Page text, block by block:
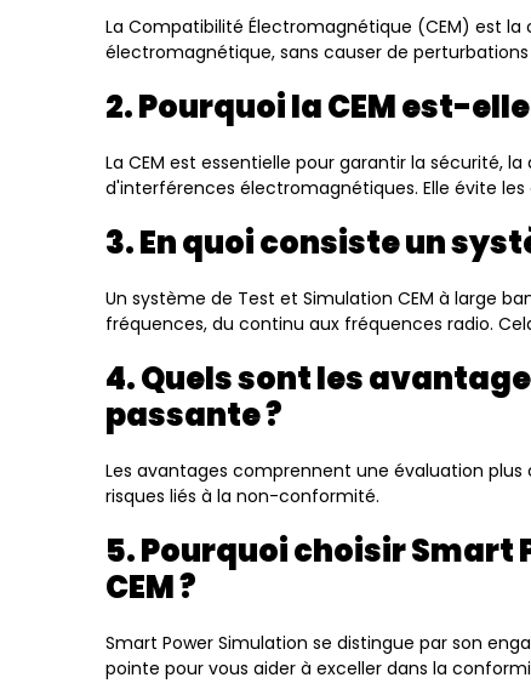
La Compatibilité Électromagnétique (CEM) est
électromagnétique, sans causer de
2. Pourquoi la CEM est-
La CEM est essentielle pour garantir la sécurité,
d'interférences électromagnétiques. Elle évite
3. En quoi consiste un
Un système de Test et Simulation CEM à large
fréquences, du continu aux fréquences radio.
4. Quels sont les
passante ?
Les avantages comprennent une évaluation
risques liés à la non-conformité.
5. Pourquoi choisir Smart
CEM ?
Smart Power Simulation se distingue par son
pointe pour vous aider à exceller dans la